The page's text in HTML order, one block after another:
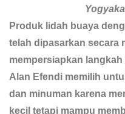
Produk lidah buaya
telah dipasarkan secara
mempersiapkan
Alan Efendi memilih
dan minuman karena
kecil tetapi mampu